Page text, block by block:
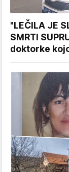
"LEČILA JE
SMRTI
doktorke